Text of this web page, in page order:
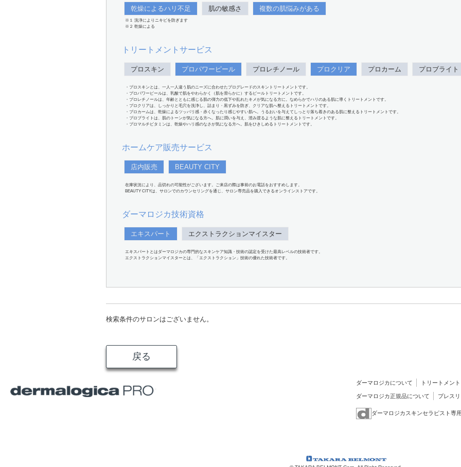
乾燥によるハリ不足 肌の敏感さ 複数の肌悩みがある
※１ 洗浄によりニキビを防ぎます
※２ 乾燥による
トリートメントサービス
プロスキン プロパワーピール プロレチノール プロクリア プロカーム プロブライト
・プロスキンとは、一人一人違う肌のニーズに合わせたプログレードのスキントリートメントです。
・プロパワーピールは、乳酸で肌をやわらかく（肌を滑らかに）するピールトリートメントです。
・プロレチノールは、年齢とともに感じる肌の弾力の低下や乱れたキメが気になる方に。なめらかでハリのある肌に導くトリートメントです。
・プロクリアは、しっかりと毛穴を洗浄し、詰まり・黒ずみを防ぎ、クリアな肌へ整えるトリートメントです。
・プロカームは、乾燥によるツッパリ感・赤くなったり感じやすい肌へ。うるおいを与えてしっとり落ち着きのある肌に整えるトリートメントです。
・プロブライトは、肌のトーンが気になる方へ。肌に潤いを与え、澄み渡るような肌に整えるトリートメントです。
・プロマルチビタミンは、乾燥やハリ感のなさが気になる方へ。肌をひきしめるトリートメントです。
ホームケア販売サービス
店内販売 BEAUTY CITY
在庫状況により、品切れの可能性がございます。ご来店の際は事前のお電話をおすすめします。
BEAUTY CITYは、サロンでのカウンセリングを通じ、サロン専売品を購入できるオンラインストアです。
ダーマロジカ技術資格
エキスパート エクストラクションマイスター
エキスパートとはダーマロジカの専門的なスキンケア知識・技術の認定を受けた最高レベルの技術者です。
エクストラクションマイスターとは、「エクストラクション」技術の優れた技術者です。
検索条件のサロンはございません。
戻る
ダーマロジカについて トリートメント
ダーマロジカ正規品について プレス
ダーマロジカスキンセラピスト専